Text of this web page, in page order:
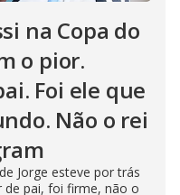
na Copa do
o pior.
Foi ele que
Não o rei
Jorge esteve por trás
de pai, foi firme, não o